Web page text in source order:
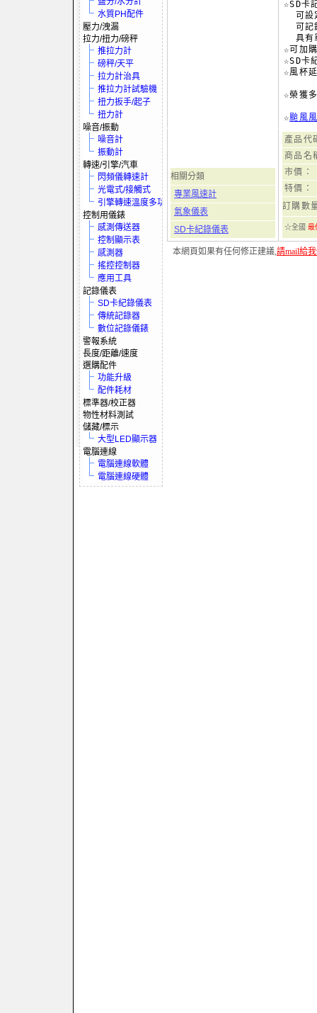
水質PH配件
壓力/洩漏
拉力/扭力/磅秤
推拉力計
磅秤/天平
拉力計治具
推拉力計試驗機
扭力扳手/起子
扭力計
噪音/振動
噪音計
振動計
轉速/引擎/汽車
閃頻儀轉速計
光電式/接觸式
引擎轉速溫度多功電表
控制用儀錶
感測傳送器
控制顯示表
感測器
搖控控制器
應用工具
記錄儀表
SD卡紀錄儀表
傳統記錄器
數位記錄儀錶
警報系統
長度/距離/速度
選購配件
功能升級
配件耗材
標準器/校正器
物性材料測試
儲藏/標示
大型LED顯示器
電腦連線
電腦連線軟體
電腦連線硬體
☆SD卡
可設
可記
具有
☆可加
☆SD卡
☆風杯
☆榮獲
☆颱風
相關分類
專業風速計
氣象儀表
SD卡紀錄儀表
產品代
商品名
市價：
特價：
訂購數
☆全國 最
本網頁如果有任何修正建議,請mail給